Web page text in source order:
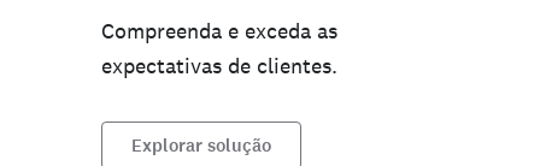
Compreenda e exceda as
expectativas de clientes.
Explorar solução